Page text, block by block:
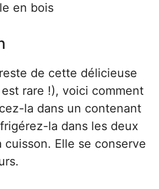
en bois
de cette délicieuse
rare !), voici comment
la dans un contenant
la dans les deux
cuisson. Elle se conserve